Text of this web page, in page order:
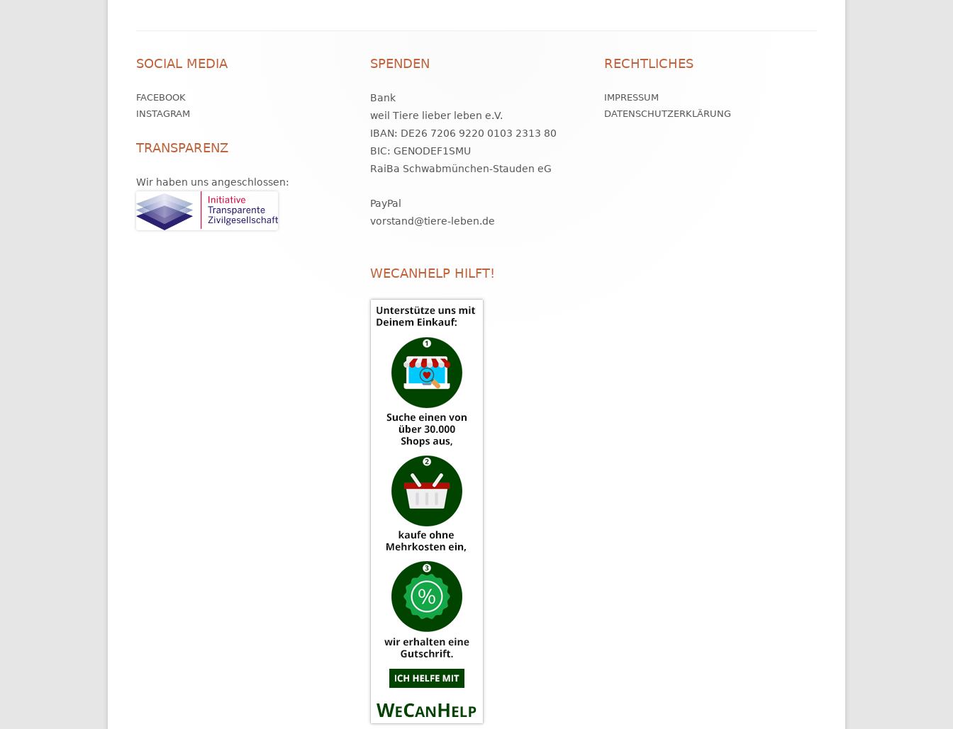
Inhalt
SOCIAL MEDIA
FACEBOOK
INSTAGRAM
TRANSPARENZ
Wir haben uns angeschlossen:
SPENDEN
Bank
weil Tiere lieber leben e.V.
IBAN: DE26 7206 9220 0103 2313 80
BIC: GENODEF1SMU
RaiBa Schwabmünchen-Stauden eG
PayPal
vorstand@tiere-leben.de
WECANHELP HILFT!
RECHTLICHES
IMPRESSUM
DATENSCHUTZERKLÄRUNG